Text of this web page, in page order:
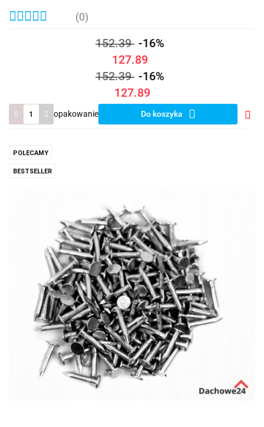
(0)
152.39 -16%
127.89
152.39 -16%
127.89
opakowanie Do koszyka
POLECAMY
BESTSELLER